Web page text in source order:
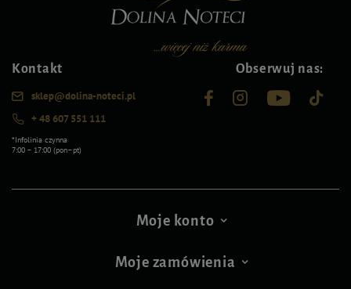
Kontakt
sklep@dolina-noteci.pl
+ 48 607 551 111
*Infolinia czynna
7:00 – 17:00 (pon–pt)
Obserwuj nas:
Moje konto
Moje zamówienia